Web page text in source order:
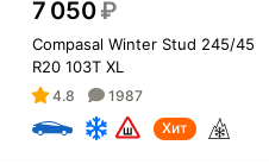
7 050₽
Compasal Winter Stud 245/45
R20 103T XL
4.8
1987
Хит